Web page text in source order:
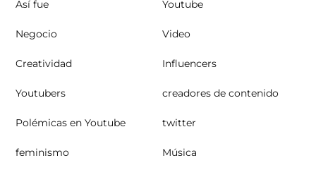
Así fue Youtube
Negocio Video
Creatividad Influencers
Youtubers creadores de contenido
Polémicas en Youtube twitter
feminismo Música